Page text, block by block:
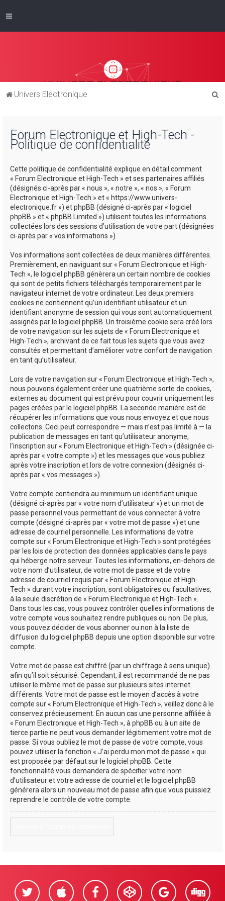
Univers Electronique
Forum Electronique et High-Tech -
Politique de confidentialité
Cette politique de confidentialité explique en détail comment
« Forum Electronique et High-Tech » et ses partenaires affiliés
(désignés ci-après par « nous », « notre », « nos », « Forum
Electronique et High-Tech » et « https://www.univers-
electronique.fr ») et phpBB (désigné ci-après par « logiciel
phpBB » et « phpBB Limited ») utilisent toutes les informations
collectées lors des sessions d’utilisation de votre part (désignées
ci-après par « vos informations »).
Vos informations sont collectées de deux manières différentes.
Premièrement, en naviguant sur « Forum Electronique et High-
Tech », le logiciel phpBB génèrera un certain nombre de cookies
qui sont de petits fichiers téléchargés temporairement par le
navigateur internet de votre ordinateur. Les deux premiers
cookies ne contiennent qu’un identifiant utilisateur et un
identifiant anonyme de session qui vous sont automatiquement
assignés par le logiciel phpBB. Un troisième cookie sera créé lors
de votre navigation sur les sujets de « Forum Electronique et
High-Tech », archivant de ce fait tous les sujets que vous avez
consultés et permettant d’améliorer votre confort de navigation
en tant qu’utilisateur.
Lors de votre navigation sur « Forum Electronique et High-Tech »,
nous pouvons également créer une quatrième sorte de cookies,
externes au document qui est prévu pour couvrir uniquement les
pages créées par le logiciel phpBB. La seconde manière est de
récupérer les informations que vous nous envoyez et que nous
collectons. Ceci peut correspondre — mais n’est pas limité à — la
publication de messages en tant qu’utilisateur anonyme,
l’inscription sur « Forum Electronique et High-Tech » (désignée ci-
après par « votre compte ») et les messages que vous publiez
après votre inscription et lors de votre connexion (désignés ci-
après par « vos messages »).
Votre compte contiendra au minimum un identifiant unique
(désigné ci-après par « votre nom d’utilisateur ») et un mot de
passe personnel vous permettant de vous connecter à votre
compte (désigné ci-après par « votre mot de passe ») et une
adresse de courriel personnelle. Les informations de votre
compte sur « Forum Electronique et High-Tech » sont protégées
par les lois de protection des données applicables dans le pays
qui héberge notre serveur. Toutes les informations, en-dehors de
votre nom d’utilisateur, de votre mot de passe et de votre
adresse de courriel requis par « Forum Electronique et High-
Tech » durant votre inscription, sont obligatoires ou facultatives,
à la seule discrétion de « Forum Electronique et High-Tech ».
Dans tous les cas, vous pouvez contrôler quelles informations de
votre compte vous souhaitez rendre publiques ou non. De plus,
vous pouvez décider de vous abonner ou non à la liste de
diffusion du logiciel phpBB depuis une option disponible sur votre
compte.
Votre mot de passe est chiffré (par un chiffrage à sens unique)
afin qu’il soit sécurisé. Cependant, il est recommandé de ne pas
utiliser le même mot de passe sur plusieurs sites internet
différents. Votre mot de passe est le moyen d’accès à votre
compte sur « Forum Electronique et High-Tech », veillez donc à le
conservez précieusement. En aucun cas une personne affiliée à
« Forum Electronique et High-Tech », à phpBB ou à un site de
tierce partie ne peut vous demander légitimement votre mot de
passe. Si vous oubliez le mot de passe de votre compte, vous
pouvez utiliser la fonction « J’ai perdu mon mot de passe » qui
est proposée par défaut sur le logiciel phpBB. Cette
fonctionnalité vous demandera de spécifier votre nom
d’utilisateur et votre adresse de courriel et le logiciel phpBB
générera alors un nouveau mot de passe afin que vous puissiez
reprendre le contrôle de votre compte.